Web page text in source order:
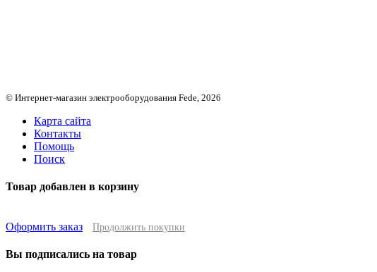
© Интернет-магазин электрооборудования Fede, 2026
Карта сайта
Контакты
Помощь
Поиск
Товар добавлен в корзину
Оформить заказ Продолжить покупки
Вы подписались на товар